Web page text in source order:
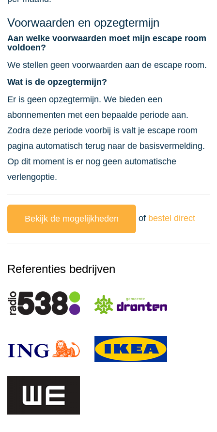
Voorwaarden en opzegtermijn
Aan welke voorwaarden moet mijn escape room
voldoen?
We stellen geen voorwaarden aan de escape room.
Wat is de opzegtermijn?
Er is geen opzegtermijn. We bieden een
abonnementen met een bepaalde periode aan.
Zodra deze periode voorbij is valt je escape room
pagina automatisch terug naar de basisvermelding.
Op dit moment is er nog geen automatische
verlengoptie.
Bekijk de mogelijkheden of bestel direct
Referenties bedrijven